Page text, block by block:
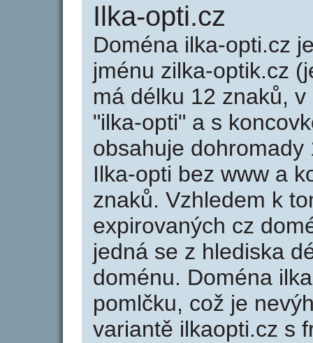
Ilka-opti.cz
Doména ilka-opti.cz
jménu zilka-optik.cz
má délku 12 znaků,
"ilka-opti" a s
obsahuje
Ilka-opti bez www a
znaků. Vzhledem k
expirovaných cz
jedná se z hlediska
doménu. Doména
pomlčku, což je
variantě ilkaopti.cz s